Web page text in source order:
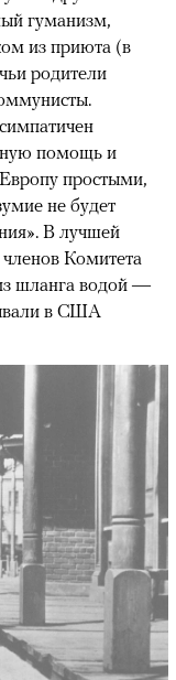
гуманизм,
из приюта (в
родители
помощь и
простыми,
не будет
В лучшей
Комитета
шланга водой —
в США